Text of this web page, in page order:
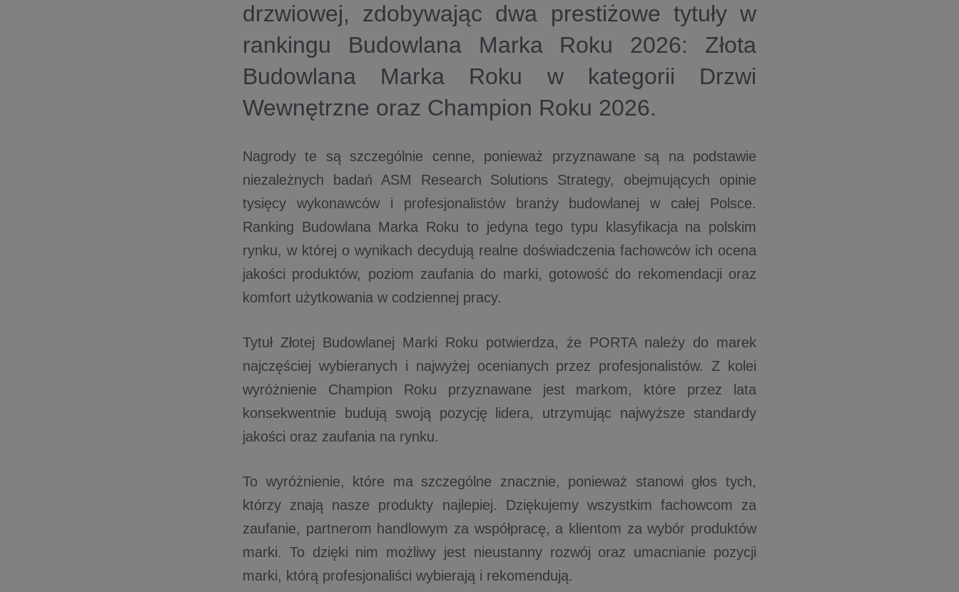
drzwiowej, zdobywając dwa prestiżowe tytuły w
rankingu Budowlana Marka Roku 2026: Złota
Budowlana Marka Roku w kategorii Drzwi
Wewnętrzne oraz Champion Roku 2026.
Nagrody te są szczególnie cenne, ponieważ przyznawane są na podstawie
niezależnych badań ASM Research Solutions Strategy, obejmujących opinie
tysięcy wykonawców i profesjonalistów branży budowlanej w całej Polsce.
Ranking Budowlana Marka Roku to jedyna tego typu klasyfikacja na polskim
rynku, w której o wynikach decydują realne doświadczenia fachowców ich ocena
jakości produktów, poziom zaufania do marki, gotowość do rekomendacji oraz
komfort użytkowania w codziennej pracy.
Tytuł Złotej Budowlanej Marki Roku potwierdza, że PORTA należy do marek
najczęściej wybieranych i najwyżej ocenianych przez profesjonalistów. Z kolei
wyróżnienie Champion Roku przyznawane jest markom, które przez lata
konsekwentnie budują swoją pozycję lidera, utrzymując najwyższe standardy
jakości oraz zaufania na rynku.
To wyróżnienie, które ma szczególne znacznie, ponieważ stanowi głos tych,
którzy znają nasze produkty najlepiej. Dziękujemy wszystkim fachowcom za
zaufanie, partnerom handlowym za współpracę, a klientom za wybór produktów
marki. To dzięki nim możliwy jest nieustanny rozwój oraz umacnianie pozycji
marki, którą profesjonaliści wybierają i rekomendują.